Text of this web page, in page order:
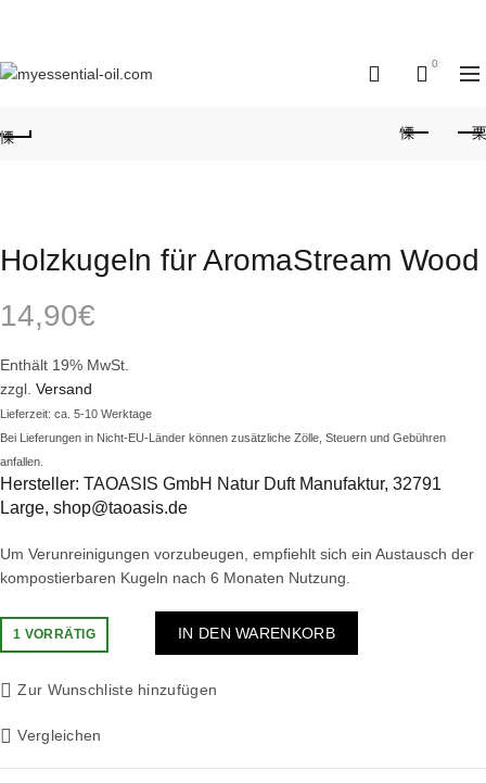
0
Holzkugeln für AromaStream Wood
14,90€
Enthält 19% MwSt.
zzgl. Versand
Lieferzeit: ca. 5-10 Werktage
Bei Lieferungen in Nicht-EU-Länder können zusätzliche Zölle, Steuern und Gebühren
anfallen.
Hersteller: TAOASIS GmbH Natur Duft Manufaktur, 32791
Large, shop@taoasis.de
Um Verunreinigungen vorzubeugen, empfiehlt sich ein Austausch der
kompostierbaren Kugeln nach 6 Monaten Nutzung.
1 VORRÄTIG IN DEN WARENKORB
Zur Wunschliste hinzufügen
Vergleichen